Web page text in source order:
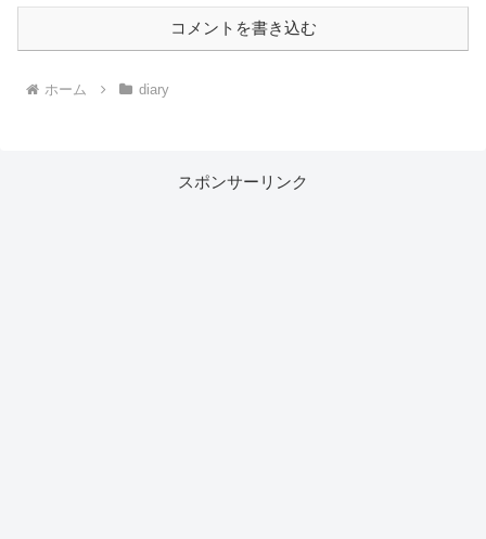
コメントを書き込む
ホーム diary
スポンサーリンク